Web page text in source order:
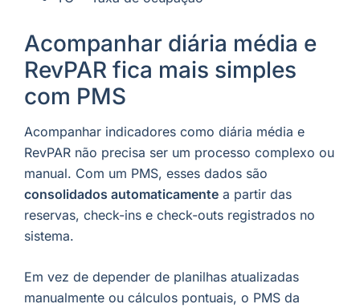
Acompanhar diária média e
RevPAR fica mais simples
com PMS
Acompanhar indicadores como diária média e
RevPAR não precisa ser um processo complexo ou
manual. Com um PMS, esses dados são
consolidados automaticamente a partir das
reservas, check-ins e check-outs registrados no
sistema.
Em vez de depender de planilhas atualizadas
manualmente ou cálculos pontuais, o PMS da